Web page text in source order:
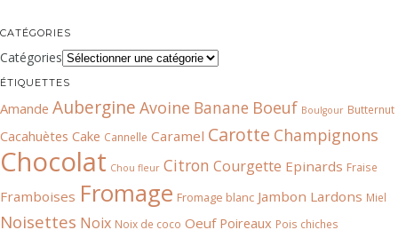
CATÉGORIES
Catégories
ÉTIQUETTES
Amande Aubergine Avoine Banane Boeuf Boulgour Butternut
Cacahuètes Cake Cannelle Caramel Carotte Champignons
Chocolat Chou fleur Citron Courgette Epinards Fraise
Framboises Fromage Fromage blanc Jambon Lardons Miel
Noisettes Noix Noix de coco Oeuf Poireaux Pois chiches